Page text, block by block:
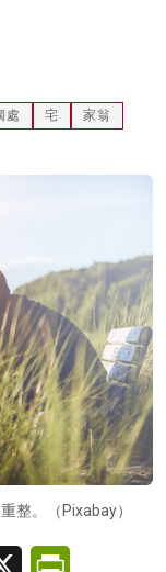
處 宅
家翁
整。（Pixabay）
X